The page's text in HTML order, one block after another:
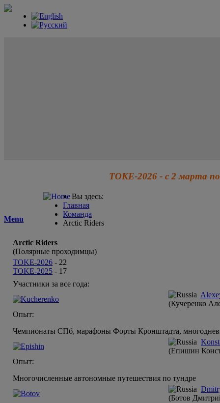
ТОКЕ-2026 - с 2 марта по
Menu
Вы здесь:
Главная
Команда
Arctic Riders
Arctic Riders
(Полярные проходимцы)
TOKE-2026 - 22
TOKE-2025 - 17
Участники за все года:
(Кучеренко
Опыт:
Чемпионаты СПб, марафоны Форты Кронштадта,
(Епишин
Опыт:
Многочисленные автономные путешествия по тундре
(Ботов